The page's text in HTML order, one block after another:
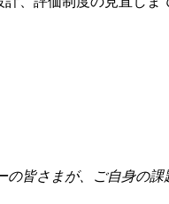
皆さまが、ご自身の